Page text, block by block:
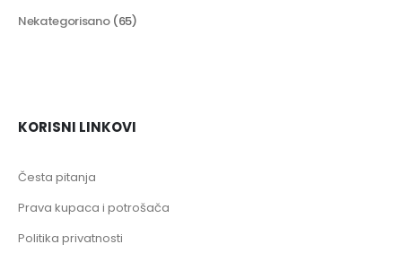
Nekategorisano(65)
KORISNI LINKOVI
Česta pitanja
Prava kupaca i potrošača
Politika privatnosti